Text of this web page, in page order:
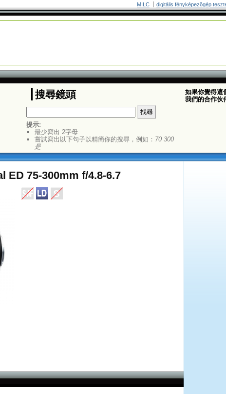
MILC digitális fényképezõgép
搜尋鏡頭
提示:
最少寫出 2字母
嘗試寫出以下句子以精簡你的搜尋，例如： 70 300
是
如果你覺得這
我們的合作伙
ED 75-300mm f/4.8-6.7